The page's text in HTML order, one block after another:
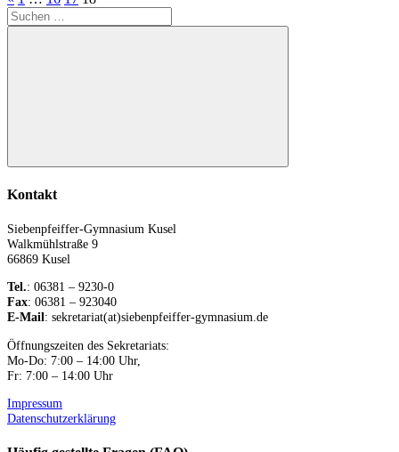
der
Beiträge
Beiträge
Suchen
nach:
Suchen
Kontakt
Siebenpfeiffer-Gymnasium Kusel
Walkmühlstraße 9
66869 Kusel
Tel.: 06381 – 9230-0
Fax: 06381 – 923040
E-Mail: sekretariat(at)siebenpfeiffer-gymnasium.de
Öffnungszeiten des Sekretariats:
Mo-Do: 7:00 – 14:00 Uhr,
Fr: 7:00 – 14:00 Uhr
Impressum
Datenschutzerklärung